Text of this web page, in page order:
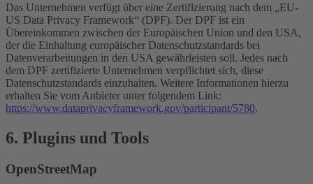
Das Unternehmen verfügt über eine Zertifizierung nach dem „EU-
US Data Privacy Framework“ (DPF). Der DPF ist ein
Übereinkommen zwischen der Europäischen Union und den USA,
der die Einhaltung europäischer Datenschutzstandards bei
Datenverarbeitungen in den USA gewährleisten soll. Jedes nach
dem DPF zertifizierte Unternehmen verpflichtet sich, diese
Datenschutzstandards einzuhalten. Weitere Informationen hierzu
erhalten Sie vom Anbieter unter folgendem Link:
https://www.dataprivacyframework.gov/participant/5780.
6. Plugins und Tools
OpenStreetMap